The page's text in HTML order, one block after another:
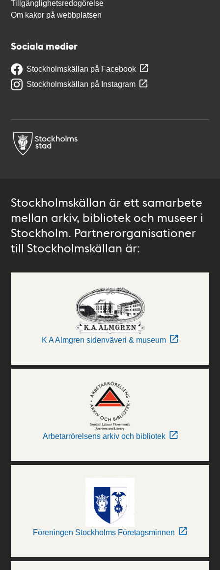
Tillgänglighetsredogörelse
Om kakor på webbplatsen
Sociala medier
Stockholmskällan på Facebook
Stockholmskällan på Instagram
Stockholmskällan är ett samarbete
mellan arkiv, bibliotek och museer i
Stockholm. Partnerorganisationer
till Stockholmskällan är:
K A Almgren sidenväveri & museum
Arbetarrörelsens arkiv och bibliotek
Föreningen Stockholms Företagsminnen